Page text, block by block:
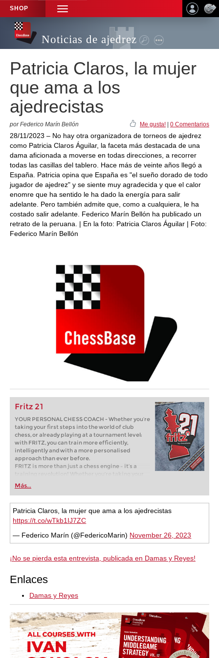
SHOP
TOGGLE
NAVIGATION
Noticias de ajedrez
Patricia Claros, la mujer
que ama a los
ajedrecistas
por Federico Marín Bellón Me gusta! 0 Comentarios
28/11/2023 – No hay otra organizadora de torneos de ajedrez
como Patricia Claros Águilar, la faceta más destacada de una
dama aficionada a moverse en todas direcciones, a recorrer
todas las casillas del tablero. Hace más de veinte años llegó a
España. Patricia opina que España es "el sueño dorado de todo
jugador de ajedrez" y se siente muy agradecida y que el calor
enomre que ha sentido le ha dado la energía para salir
adelante. Pero también admite que, como a cualquiera, le ha
costado salir adelante. Federico Marín Bellón ha publicado un
retrato de la peruana. | En la foto: Patricia Claros Águilar | Foto:
Federico Marín Bellón
Fritz 21
YOUR PERSONAL CHESS COACH - Whether you’re
taking your first steps into the world of club
chess, or already playing at a tournament level:
with FRITZ, you can train more efficiently,
intelligently and with a more personalised
approach than ever before.
FRITZ is more than just a chess engine – it’s a
training revolution! Whether you’re taking your
first steps into the world of club chess, or already
playing at a tournament level: with FRITZ, you can
train more efficiently, intelligently and with a
more personalised approach than ever before.
Más...
Patricia Claros, la mujer que ama a los ajedrecistas
https://t.co/wTkb1IJ7ZC
— Federico Marín (@FedericoMarin) November 26, 2023
¡No se pierda esta entrevista, publicada en Damas y Reyes!
Enlaces
Damas y Reyes